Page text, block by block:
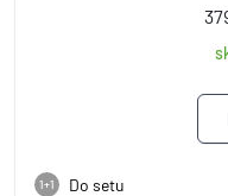
1+1 Do setu